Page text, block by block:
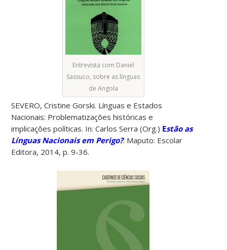
Entrevista com Daniel
Sassuco, sobre as línguas
de Angola
SEVERO, Cristine Gorski. Línguas e Estados
Nacionais: Problematizações históricas e
implicações políticas. In: Carlos Serra (Org.) Estão as
Línguas Nacionais em Perigo?. Maputo: Escolar
Editora, 2014, p. 9-36.